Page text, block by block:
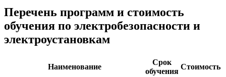
Перечень программ и стоимость
обучения по электробезопасности и
электроустановкам
Наименование
Срок
обучения
Стоимость